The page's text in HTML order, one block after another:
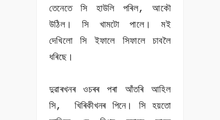
তেনেতে সি হাউলি পৰিল, আকৌ
উঠিল। সি খামটো পালে। মই
দেখিলো সি ইফালে সিফালে চাবলৈ
ধৰিছে।
দুৱাৰখনৰ ওচৰৰ পৰা আঁতৰি আহিল
সি, খিৰিকীখনৰ পিনে। সি হয়তো